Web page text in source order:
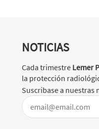
NOTICIAS
Cada trimestre Lemer
la protección
Suscribase a nuestras